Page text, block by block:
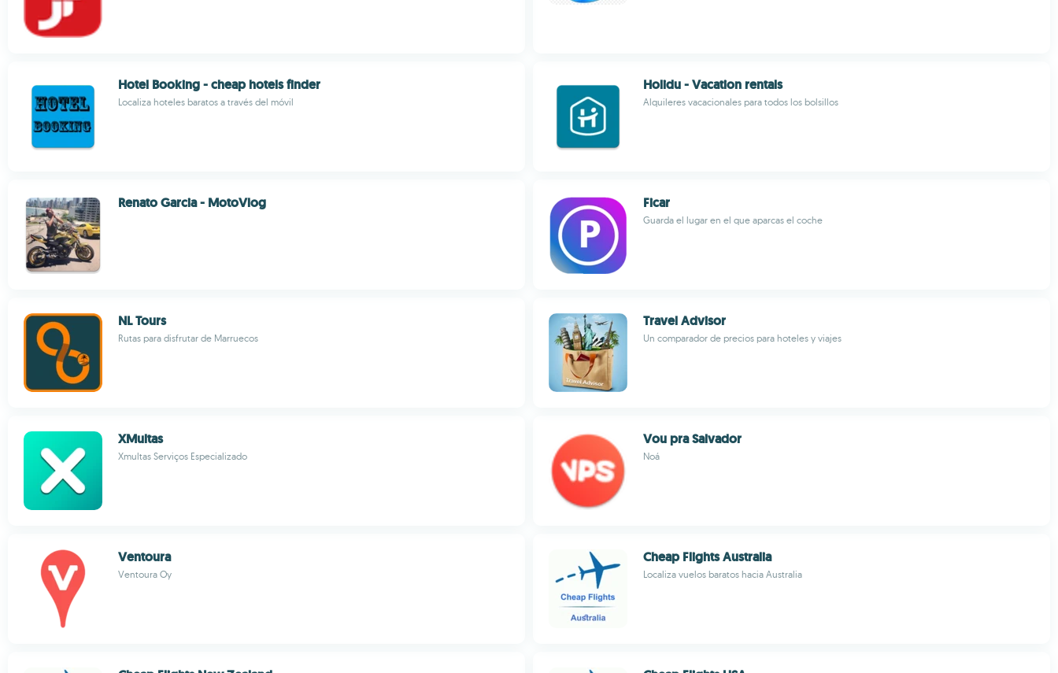
Hotel Booking - cheap hotels finder
Localiza hoteles baratos a través del móvil
Holidu - Vacation rentals
Alquileres vacacionales para todos los bolsillos
Renato Garcia - MotoVlog Ficar
Guarda el lugar en el que aparcas el coche
NL Tours
Rutas para disfrutar de Marruecos
Travel Advisor
Un comparador de precios para hoteles y viajes
XMultas
Xmultas Serviços Especializado
Vou pra Salvador
Noá
Ventoura
Ventoura Oy
Cheap Flights Australia
Localiza vuelos baratos hacia Australia